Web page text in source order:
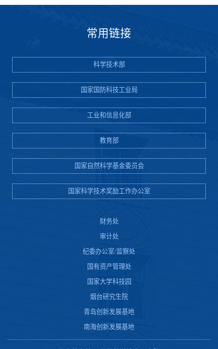
常用链接
科学技术部
国家国防科技工业局
工业和信息化部
教育部
国家自然科学基金委员会
国家科学技术奖励工作办公室
财务处
审计处
纪委办公室/监察处
国有资产管理处
国家大学科技园
烟台研究生院
青岛创新发展基地
南海创新发展基地